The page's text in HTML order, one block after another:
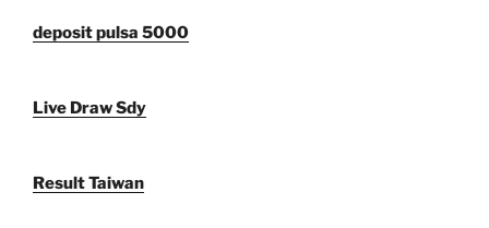
deposit pulsa 5000
Live Draw Sdy
Result Taiwan